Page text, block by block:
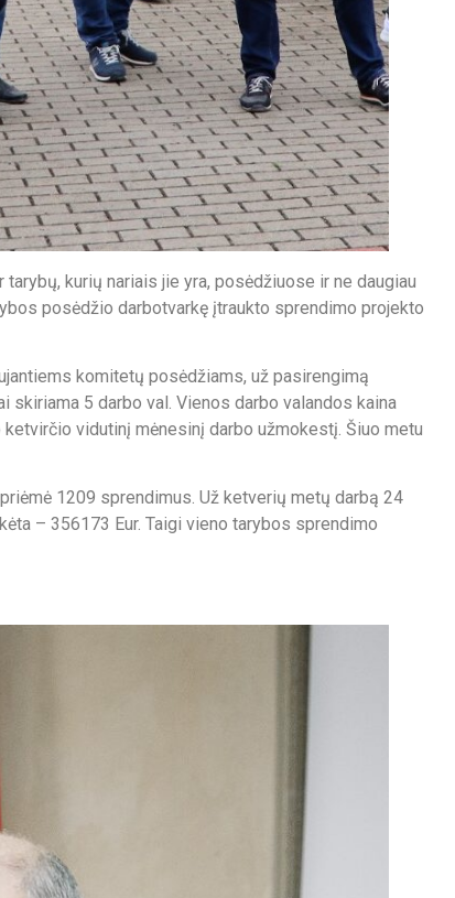
kurių nariais jie yra, posėdžiuose ir ne daugiau
posėdžio darbotvarkę įtraukto sprendimo projekto
komitetų posėdžiams, už pasirengimą
5 darbo val. Vienos darbo valandos kaina
vidutinį mėnesinį darbo užmokestį. Šiuo metu
1209 sprendimus. Už ketverių metų darbą 24
– 356173 Eur. Taigi vieno tarybos sprendimo